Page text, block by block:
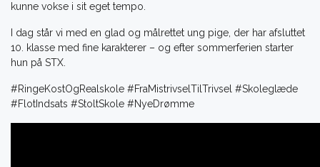
kunne vokse i sit eget tempo.
I dag står vi med en glad og målrettet ung pige, der har afsluttet
10. klasse med fine karakterer – og efter sommerferien starter
hun på STX.
#RingeKostOgRealskole #FraMistrivselTilTrivsel #Skoleglæde
#FlotIndsats #StoltSkole #NyeDrømme